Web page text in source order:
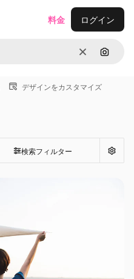
消去 画像で
料金 ログイン
デザインをカスタマイズ
検索フィルター